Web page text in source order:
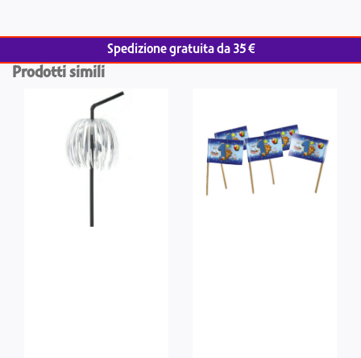
Spedizione gratuita da 35 €
Prodotti simili